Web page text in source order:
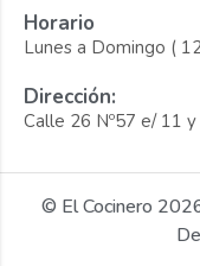
Horario
Lunes a Domingo (
Dirección:
Calle 26 Nº57 e/ 11
© El Cocinero